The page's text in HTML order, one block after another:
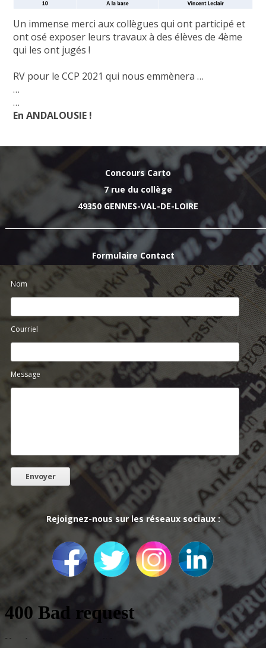
Un immense merci aux collègues qui ont participé et
ont osé exposer leurs travaux à des élèves de 4ème
qui les ont jugés !
RV pour le CCP 2021 qui nous emmènera …
…
…
En ANDALOUSIE !
Concours Carto
7 rue du collège
49350 GENNES-VAL-DE-LOIRE
Formulaire Contact
Nom
Courriel
Message
Rejoignez-nous sur les réseaux sociaux :